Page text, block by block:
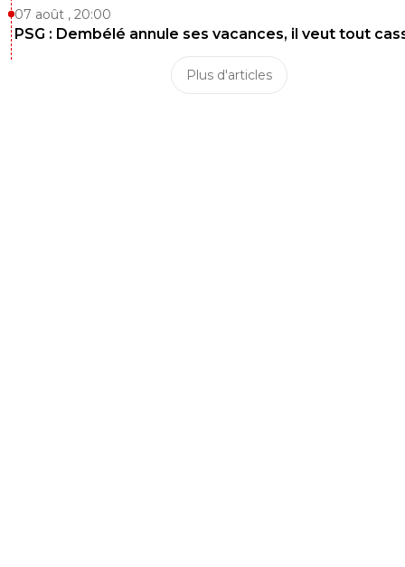
07 août , 20:00
PSG : Dembélé annule ses vacances, il veut tout
Plus d'articles